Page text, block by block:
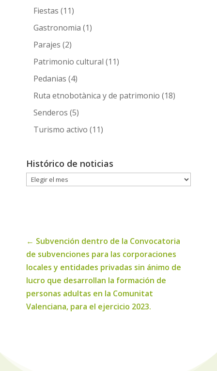
Fiestas (11)
Gastronomia (1)
Parajes (2)
Patrimonio cultural (11)
Pedanias (4)
Ruta etnobotànica y de patrimonio (18)
Senderos (5)
Turismo activo (11)
Histórico de noticias
Histórico
← Subvención dentro de la Convocatoria
de subvenciones para las corporaciones
locales y entidades privadas sin ánimo de
lucro que desarrollan la formación de
personas adultas en la Comunitat
Valenciana, para el ejercicio 2023.